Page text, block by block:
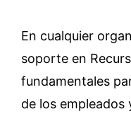
En cualquier
soporte en
fundamentales
de los empleados